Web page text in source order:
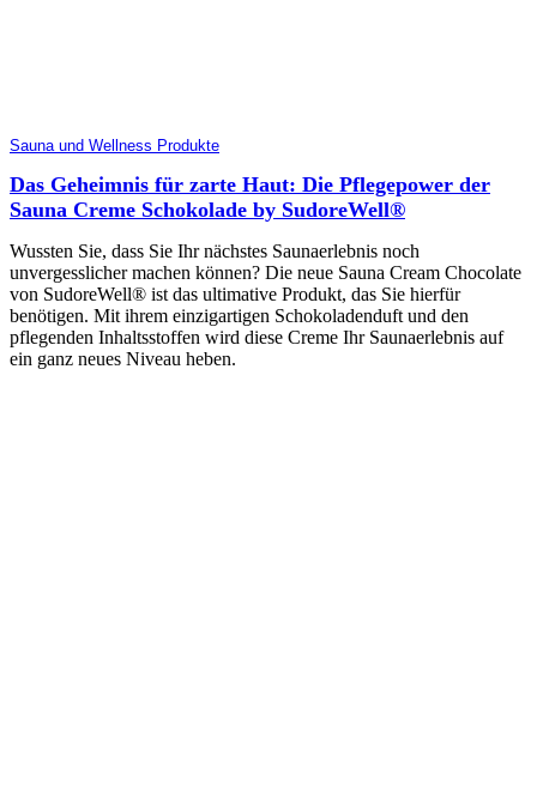
Sauna und Wellness Produkte
Das Geheimnis für zarte Haut: Die Pflegepower der
Sauna Creme Schokolade by SudoreWell®
Wussten Sie, dass Sie Ihr nächstes Saunaerlebnis noch
unvergesslicher machen können? Die neue Sauna Cream Chocolate
von SudoreWell® ist das ultimative Produkt, das Sie hierfür
benötigen. Mit ihrem einzigartigen Schokoladenduft und den
pflegenden Inhaltsstoffen wird diese Creme Ihr Saunaerlebnis auf
ein ganz neues Niveau heben.